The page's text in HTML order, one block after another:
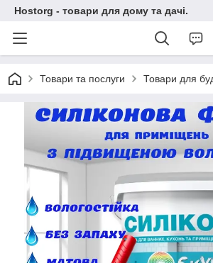
Hostorg - товари для дому та дачі.
Товари та послуги Товари для